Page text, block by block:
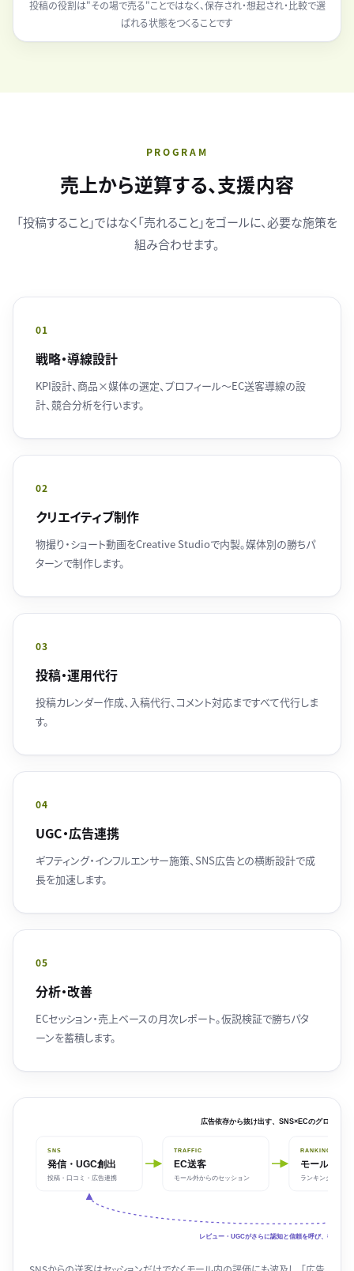
投稿の役割は"その場で売る"ことではなく、保存され・想起され・比較で選
ばれる状態をつくることです
PROGRAM
売上から逆算する、支援内容
「投稿すること」ではなく「売れること」をゴールに、必要な施策を
組み合わせます。
01
戦略・導線設計
KPI設計、商品×媒体の選定、プロフィール〜EC送客導線の設
計、競合分析を行います。
02
クリエイティブ制作
物撮り・ショート動画をCreative Studioで内製。媒体別の勝ちパ
ターンで制作します。
03
投稿・運用代行
投稿カレンダー作成、入稿代行、コメント対応まですべて代行しま
す。
04
UGC・広告連携
ギフティング・インフルエンサー施策、SNS広告との横断設計で成
長を加速します。
05
分析・改善
ECセッション・売上ベースの月次レポート。仮説検証で勝ちパタ
ーンを蓄積します。
広告依存から抜け出す、SNS×ECのグロース循
SNS
発信・UGC創出
投稿・口コミ・広告連携
TRAFFIC
EC送客
モール外からのセッション
RANKING
モール内評
ランキング・検索
レビュー・UGCがさらに認知と信頼を呼び、循環が